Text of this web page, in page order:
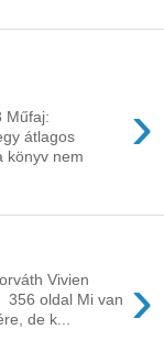
›
Műfaj:
átlagos
könyv nem
›
Vivien
356 oldal Mi van
de k...